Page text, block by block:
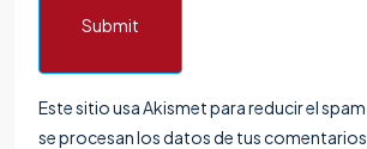
Submit
Este sitio usa Akismet para reducir el spam.
se procesan los datos de tus comentarios.